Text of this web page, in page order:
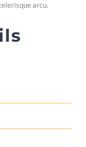
arcu.